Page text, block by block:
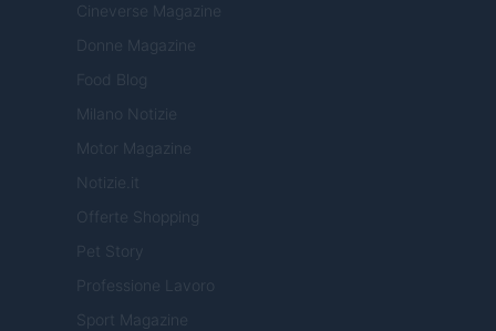
Cineverse Magazine
Donne Magazine
Food Blog
Milano Notizie
Motor Magazine
Notizie.it
Offerte Shopping
Pet Story
Professione Lavoro
Sport Magazine